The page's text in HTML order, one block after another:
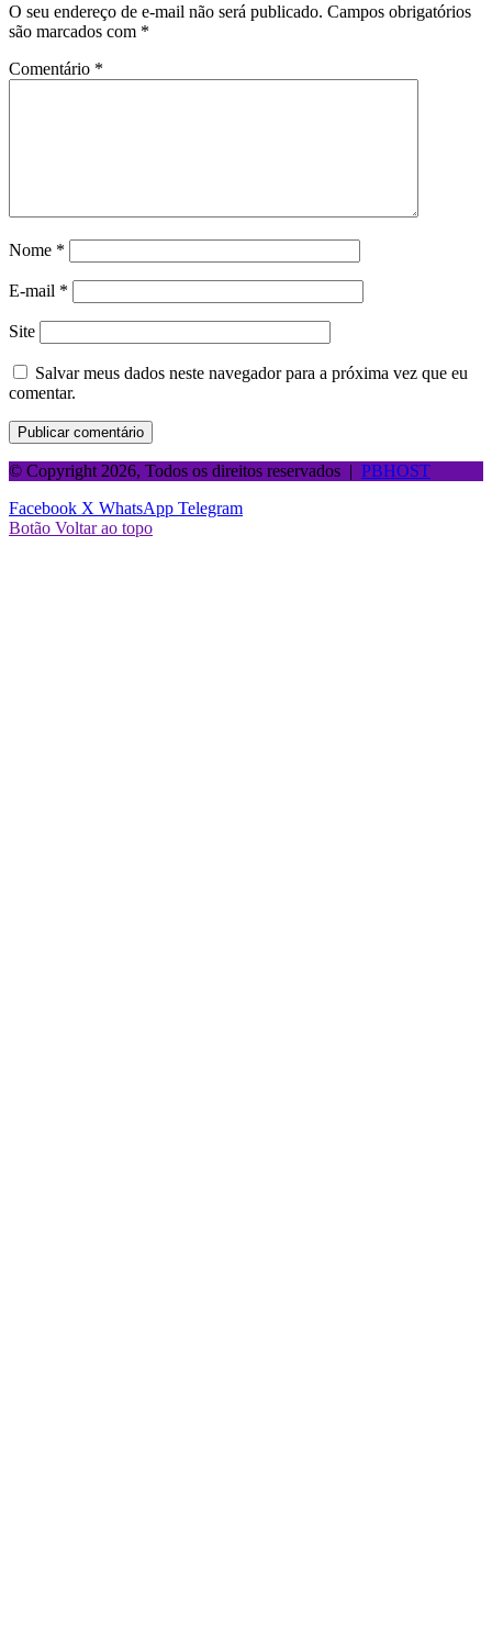
O seu endereço de e-mail não será publicado. Campos obrigatórios
são marcados com *
Comentário *
Nome *
E-mail *
Site
Salvar meus dados neste navegador para a próxima vez que eu
comentar.
© Copyright 2026, Todos os direitos reservados | PBHOST
Facebook X WhatsApp Telegram
Botão Voltar ao topo